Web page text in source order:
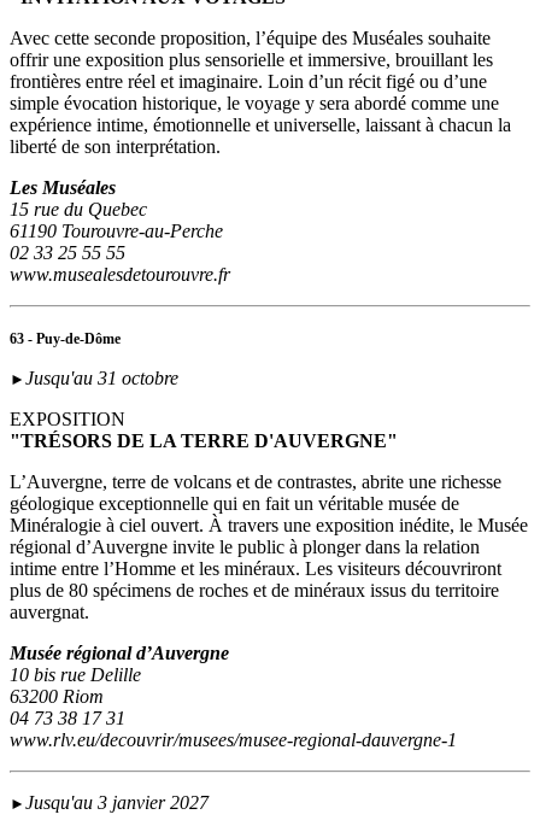
Avec cette seconde proposition, l’équipe des Muséales souhaite
offrir une exposition plus sensorielle et immersive, brouillant les
frontières entre réel et imaginaire. Loin d’un récit figé ou d’une
simple évocation historique, le voyage y sera abordé comme une
expérience intime, émotionnelle et universelle, laissant à chacun la
liberté de son interprétation.
Les Muséales
15 rue du Quebec
61190 Tourouvre-au-Perche
02 33 25 55 55
www.musealesdetourouvre.fr
63 - Puy-de-Dôme
► Jusqu'au 31 octobre
EXPOSITION
"TRÉSORS DE LA TERRE D'AUVERGNE"
L’Auvergne, terre de volcans et de contrastes, abrite une richesse
géologique exceptionnelle qui en fait un véritable musée de
Minéralogie à ciel ouvert. À travers une exposition inédite, le Musée
régional d’Auvergne invite le public à plonger dans la relation
intime entre l’Homme et les minéraux. Les visiteurs découvriront
plus de 80 spécimens de roches et de minéraux issus du territoire
auvergnat.
Musée régional d’Auvergne
10 bis rue Delille
63200 Riom
04 73 38 17 31
www.rlv.eu/decouvrir/musees/musee-regional-dauvergne-1
► Jusqu'au 3 janvier 2027